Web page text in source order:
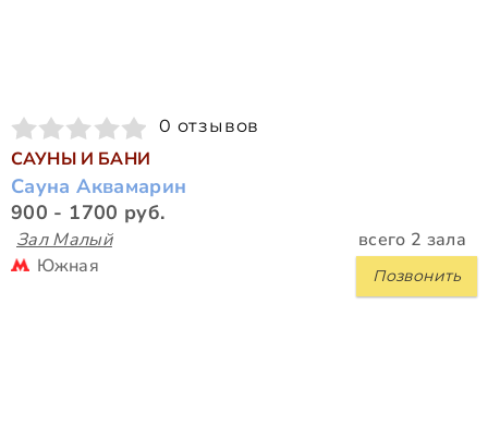
0 отзывов
САУНЫ И БАНИ
Сауна Аквамарин
900 - 1700 руб.
Зал Малый всего 2 зала
Позвонить
Южная